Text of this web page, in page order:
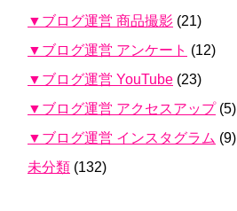
▼ブログ運営 商品撮影 (21)
▼ブログ運営 アンケート (12)
▼ブログ運営 YouTube (23)
▼ブログ運営 アクセスアップ(5)
▼ブログ運営 インスタグラム (9)
未分類 (132)